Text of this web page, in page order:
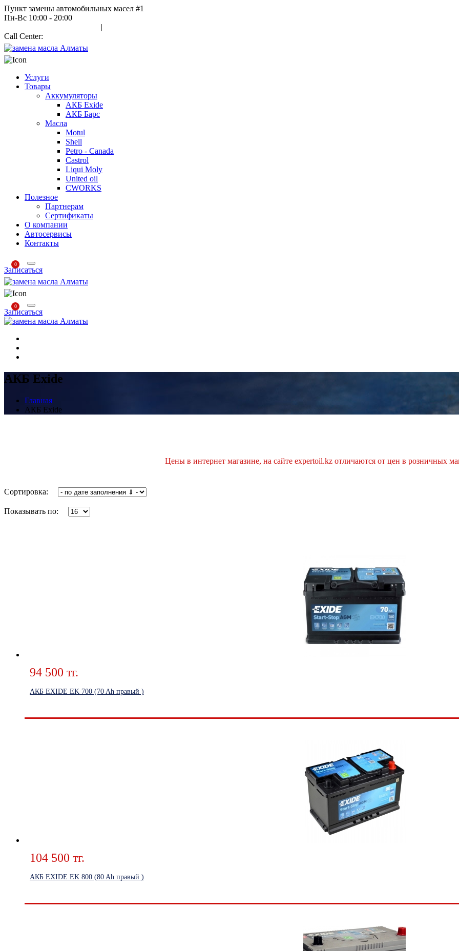
Пункт замены автомобильных масел #1
Пн-Вс 10:00 - 20:00
|
Call Center:
Услуги
Товары
Аккумуляторы
АКБ Exide
АКБ Барс
Масла
Motul
Shell
Petro - Canada
Castrol
Liqui Moly
United oil
CWORKS
Полезное
Партнерам
Сертификаты
О компании
Автосервисы
Контакты
0
Записаться
0
Записаться
АКБ Exide
Главная
АКБ Exide
Цены в интернет магазине, на сайте expertoil.kz отличаются от цен в розничных
Сортировка:
Показывать по:
94 500 тг.
АКБ EXIDE EK 700 (70 Ah правый )
104 500 тг.
АКБ EXIDE EK 800 (80 Ah правый )